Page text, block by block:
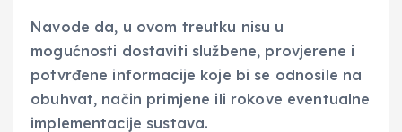
Navode da, u ovom treutku nisu u
mogućnosti dostaviti službene, provjerene i
potvrđene informacije koje bi se odnosile na
obuhvat, način primjene ili rokove eventualne
implementacije sustava.